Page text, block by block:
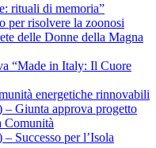
rituali di memoria”
per risolvere la zoonosi
delle Donne della Magna
“Made in Italy: Il Cuore
energetiche rinnovabili
Giunta approva progetto
Comunità
Successo per l’Isola